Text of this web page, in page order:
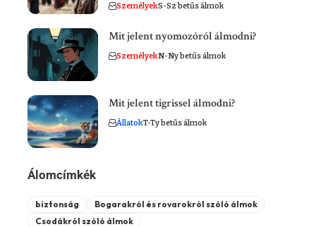
SzemélyekS-Sz betűs álmok
Mit jelent nyomozóról álmodni?
SzemélyekN-Ny betűs álmok
Mit jelent tigrissel álmodni?
ÁllatokT-Ty betűs álmok
Álomcímkék
biztonság
Bogarakról és rovarokról szóló álmok
Csodákról szóló álmok